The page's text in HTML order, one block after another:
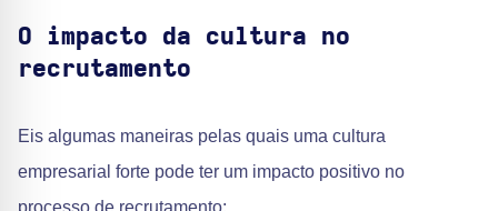
O impacto da cultura no
recrutamento
Eis algumas maneiras pelas quais uma cultura
empresarial forte pode ter um impacto positivo no
processo de recrutamento: